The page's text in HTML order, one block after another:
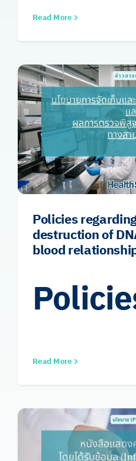
Read More
Policies
destruction of
blood
Read More